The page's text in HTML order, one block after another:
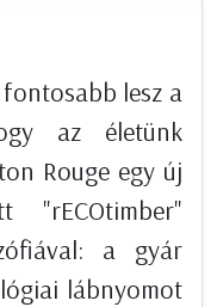
lesz a
az életünk
Rouge egy új
"rECOtimber"
a gyár
lábnyomot